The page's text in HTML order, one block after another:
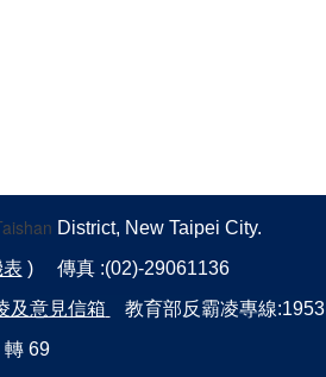
District, New Taipei City.
) 傳真 :(02)-29061136
及意見信箱
教育部反霸凌專線:1953
69